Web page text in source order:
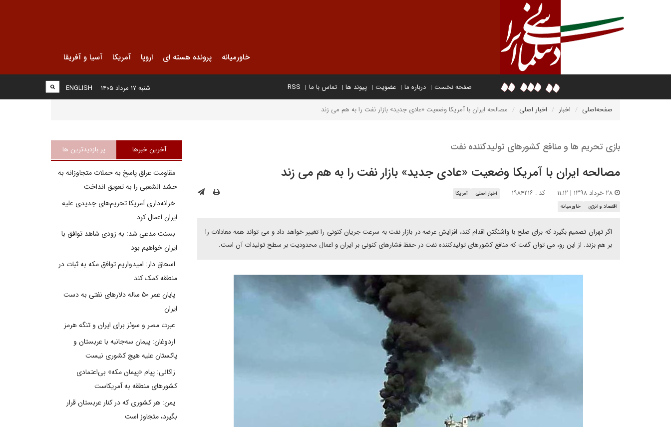
خاورمیانه پرونده هسته ای اروپا آمریکا آسیا و آفریقا
صفحه نخست درباره ما عضویت پیوند ها تماس با ما RSS
ENGLISH شنبه ۱۷ مرداد ۱۴۰۵
صفحه‌اصلی اخبار اخبار اصلی مصالحه ایران با آمریکا وضعیت «عادی جدید» بازار نفت را به هم می زند
بازی تحریم ها و منافع کشورهای تولیدکننده نفت
مصالحه ایران با آمریکا وضعیت «عادی جدید» بازار نفت را به هم می زند
کد : ۱۹۸۴۲۱۶ اخبار اصلی
آمریکا
اقتصاد و انرژی
خاورمیانه
اگر تهران تصمیم بگیرد که برای صلح با واشنگتن اقدام کند، افزایش عرضه در بازار نفت به سرعت جریان کنونی را تغییر خواهد داد و می تواند همه معادلات را
بر هم بزند. از این رو، می توان گفت که منافع کشورهای تولیدکننده نفت در حفظ فشارهای کنونی بر ایران و اعمال محدودیت بر سطح تولیدات آن است.
آخرین خبرها پر بازدیدترین ها
مقاومت عراق پاسخ به حملات متجاوزانه به
حشد الشعبی را به تعویق انداخت
خزانه‌داری آمریکا تحریم‌های جدیدی علیه
ایران اعمال کرد
بسنت مدعی شد: به زودی شاهد توافق با
ایران خواهیم بود
اسحاق دار: امیدواریم توافق مکه به ثبات در
منطقه کمک کند
پایان عمر ۵۰ ساله دلارهای نفتی به دست
ایران
عبرت مصر و سوئز برای ایران و تنگه هرمز
اردوغان: پیمان سه‌جانبه با عربستان و
پاکستان علیه هیچ کشوری نیست
زاکانی: پیام «پیمان مکه» بی‌اعتمادی
کشورهای منطقه به آمریکاست
یمن: هر کشوری که در کنار عربستان قرار
بگیرد، متجاوز است